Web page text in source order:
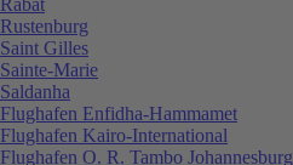
Rustenburg
Saint Gilles
Sainte-Marie
Saldanha
Flughafen Enfidha-Hammamet
Flughafen Kairo-International
Flughafen O. R. Tambo Johannesburg